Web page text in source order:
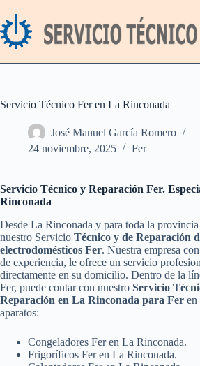
al
contenido
Servicio Técnico Fer en La Rinconada
José Manuel García Romero
24 noviembre, 2025
Fer
Servicio Técnico y Reparación Fer.
Rinconada
Desde La Rinconada y para toda la
nuestro Servicio Técnico y de Reparación
electrodomésticos Fer. Nuestra empresa
de experiencia, le ofrece un servicio
directamente en su domicilio. Dentro de la
Fer, puede contar con nuestro Servicio
Reparación en La Rinconada para Fer en
aparatos:
Congeladores Fer en La Rinconada.
Frigoríficos Fer en La Rinconada.